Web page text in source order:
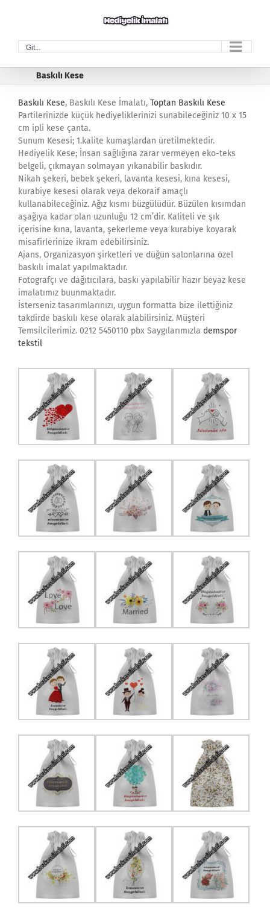
Git...
Baskılı Kese
Baskılı Kese, Baskılı Kese İmalatı, Toptan Baskılı Kese
Partilerinizde küçük hediyeliklerinizi sunabileceğiniz 10 x 15
cm ipli kese çanta.
Sunum Kesesi; 1.kalite kumaşlardan üretilmektedir.
Hediyelik Kese; İnsan sağlığına zarar vermeyen eko-teks
belgeli, çıkmayan solmayan yıkanabilir baskıdır.
Nikah şekeri, bebek şekeri, lavanta kesesi, kına kesesi,
kurabiye kesesi olarak veya dekoraif amaçlı
kullanabileceğiniz. Ağız kısmı büzgülüdür. Büzülen kısımdan
aşağıya kadar olan uzunluğu 12 cm’dir. Kaliteli ve şık
içerisine kına, lavanta, şekerleme veya kurabiye koyarak
misafirlerinize ikram edebilirsiniz.
Ajans, Organizasyon şirketleri ve düğün salonlarına özel
baskılı imalat yapılmaktadır.
Fotografçı ve dağıtıcılara, baskı yapılabilir hazır beyaz kese
imalatımız buunmaktadır.
İsterseniz tasarımlarınızı, uygun formatta bize ilettiğiniz
takdirde baskılı kese olarak alabilirsiniz. Müşteri
Temsilcilerimiz. 0212 5450110 pbx Saygılarımızla demspor
tekstil